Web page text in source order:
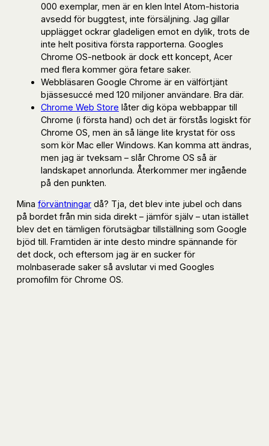
000 exemplar, men är en klen Intel Atom-historia
avsedd för buggtest, inte försäljning. Jag gillar
upplägget ockrar gladeligen emot en dylik, trots de
inte helt positiva första rapporterna. Googles
Chrome OS-netbook är dock ett koncept, Acer
med flera kommer göra fetare saker.
Webbläsaren Google Chrome är en välförtjänt
bjässesuccé med 120 miljoner användare. Bra där.
Chrome Web Store låter dig köpa webbappar till
Chrome (i första hand) och det är förstås logiskt för
Chrome OS, men än så länge lite krystat för oss
som kör Mac eller Windows. Kan komma att ändras,
men jag är tveksam – slår Chrome OS så är
landskapet annorlunda. Återkommer mer ingående
på den punkten.
Mina förväntningar då? Tja, det blev inte jubel och dans
på bordet från min sida direkt – jämför själv – utan istället
blev det en tämligen förutsägbar tillställning som Google
bjöd till. Framtiden är inte desto mindre spännande för
det dock, och eftersom jag är en sucker för
molnbaserade saker så avslutar vi med Googles
promofilm för Chrome OS.